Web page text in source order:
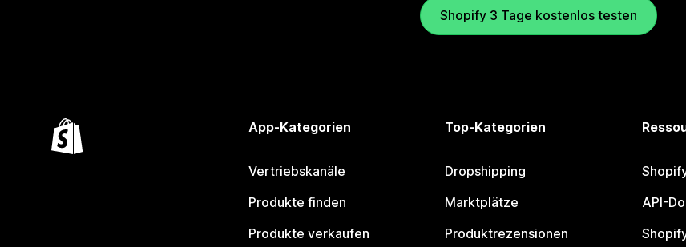
Shopify 3 Tage kostenlos testen
App-Kategorien
Vertriebskanäle
Produkte finden
Produkte verkaufen
Top-Kategorien
Dropshipping
Marktplätze
Produktrezensionen
API-